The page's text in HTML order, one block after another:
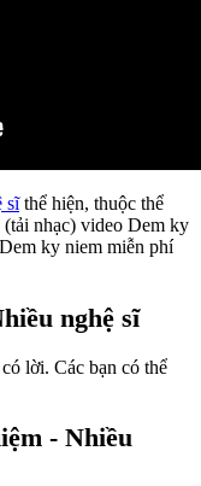
sĩthể hiện, thuộc thể
(tải nhạc) video Dem ky
ky niem miễn phí
nghệ sĩ
lời. Các bạn có thể
- Nhiều